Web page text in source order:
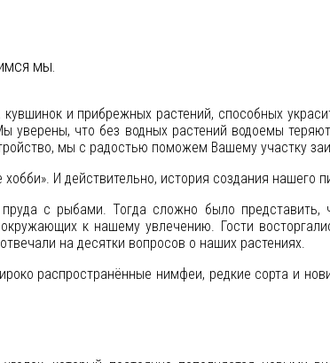
мы.
и прибрежных растений, способных
уверены, что без водных растений водоемы
мы с радостью поможем Вашему участку
И действительно, история создания нашего
с рыбами. Тогда сложно было представить,
к нашему увлечению. Гости
на десятки вопросов о наших растениях.
распространённые нимфеи, редкие сорта и